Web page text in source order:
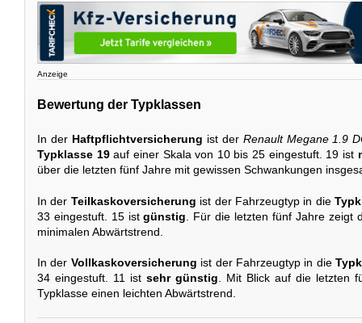
Anzeige
Bewertung der Typklassen
In der Haftpflichtversicherung ist der Renault Megane 1.9
Typklasse 19auf einer Skala von 10 bis 25 eingestuft. 19 ist
über die letzten fünf Jahre mit gewissen Schwankungen
In der Teilkaskoversicherung ist der Fahrzeugtyp in die
33 eingestuft. 15 istgünstig . Für die letzten fünf Jahre zeigt
minimalen Abwärtstrend.
In der Vollkaskoversicherung ist der Fahrzeugtyp in die
34 eingestuft. 11 ist sehr günstig. Mit Blick auf die letzten
Typklasse einen leichten Abwärtstrend.